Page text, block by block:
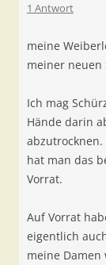
1 Antwort
meine
meiner neuen
Ich mag
Hände darin
hat man das
Vorrat.
Auf Vorrat
eigentlich
meine